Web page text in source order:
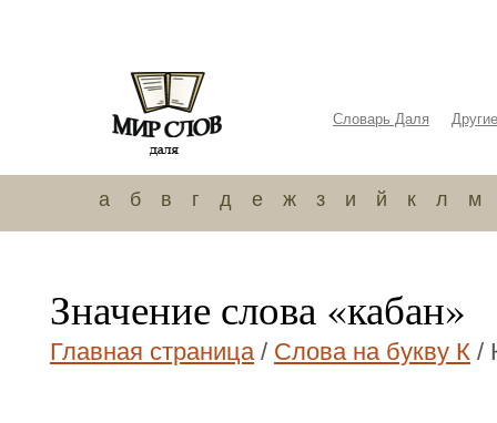
Словарь Даля
а б в г д е ж з и й к л м
Значение слова «кабан»
Главная страница/ Слова на букву К /